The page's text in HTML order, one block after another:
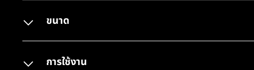
ขนาด
การใช้งาน